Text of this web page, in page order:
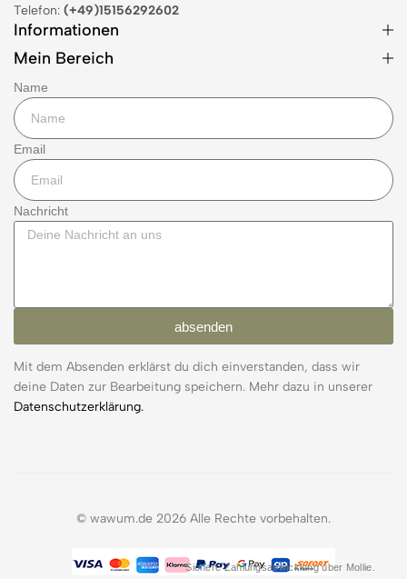
Telefon: (+49)15156292602
Informationen
Mein Bereich
Name
Email
Nachricht
absenden
Mit dem Absenden erklärst du dich einverstanden, dass wir
deine Daten zur Bearbeitung speichern. Mehr dazu in unserer
Datenschutzerklärung.
© wawum.de 2026 Alle Rechte vorbehalten.
Sichere Zahlungsabwicklung über Mollie.